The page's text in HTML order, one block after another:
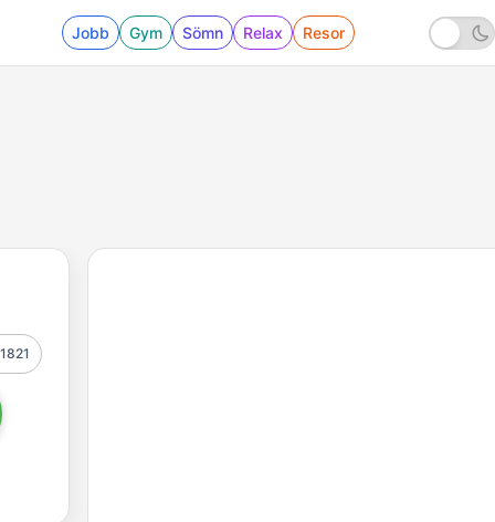
Jobb Gym Sömn Relax Resor
1821